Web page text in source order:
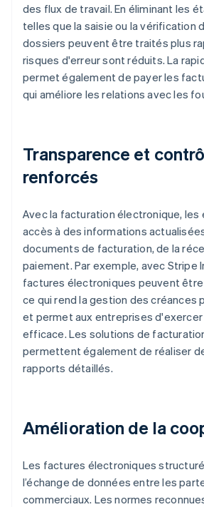
des flux de travail. En éliminant les
telles que la saisie ou la vérification
dossiers peuvent être traités plus
risques d'erreur sont réduits. La
permet également de payer les
qui améliore les relations avec les
Transparence et
renforcés
Avec la facturation électronique, les
accès à des informations
documents de facturation, de la
paiement. Par exemple, avec Stripe
factures électroniques peuvent
ce qui rend la gestion des créances
et permet aux entreprises d'exercer
efficace. Les solutions de
permettent également de réaliser
rapports détaillés.
Amélioration de la
Les factures électroniques
l’échange de données entre les
commerciaux. Les normes